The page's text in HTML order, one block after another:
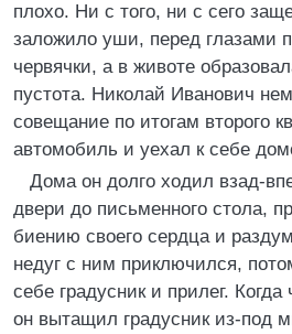
плохо. Ни с того, ни с сего
заложило уши, перед глазами
червячки, а в животе
пустота. Николай Иванович
совещание по итогам второго
автомобиль и уехал к себе
Дома он долго ходил взад-
двери до письменного стола,
биению своего сердца и
недуг с ним приключился,
себе градусник и прилег.
он вытащил градусник из-под